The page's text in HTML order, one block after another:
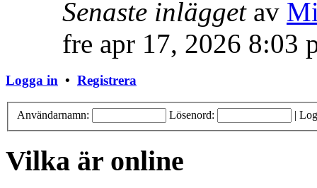
Senaste inläggetav
fre apr 17, 2026 8:03
Logga in • Registrera
Användarnamn: Lösenord: |
Vilka är online